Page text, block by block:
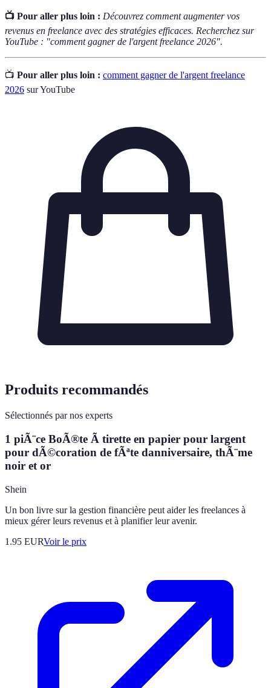
📺 Pour aller plus loin : Découvrez comment augmenter vos
revenus en freelance avec des stratégies efficaces. Recherchez sur
YouTube : "comment gagner de l'argent freelance 2026".
📺 Pour aller plus loin : comment gagner de l'argent freelance
2026 sur YouTube
Produits recommandés
Sélectionnés par nos experts
1 piÃ¨ce BoÃ®te Ã tirette en papier pour largent
pour dÃ©coration de fÃªte danniversaire, thÃ¨me
noir et or
Shein
Un bon livre sur la gestion financière peut aider les freelances à
mieux gérer leurs revenus et à planifier leur avenir.
1.95 EURVoir le prix